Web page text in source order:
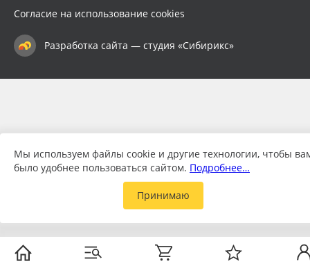
Согласие на использование cookies
Разработка сайта — студия «Сибирикс»
Мы используем файлы cookie и другие технологии, чтобы
было удобнее пользоваться сайтом. Подробнее…
Принимаю